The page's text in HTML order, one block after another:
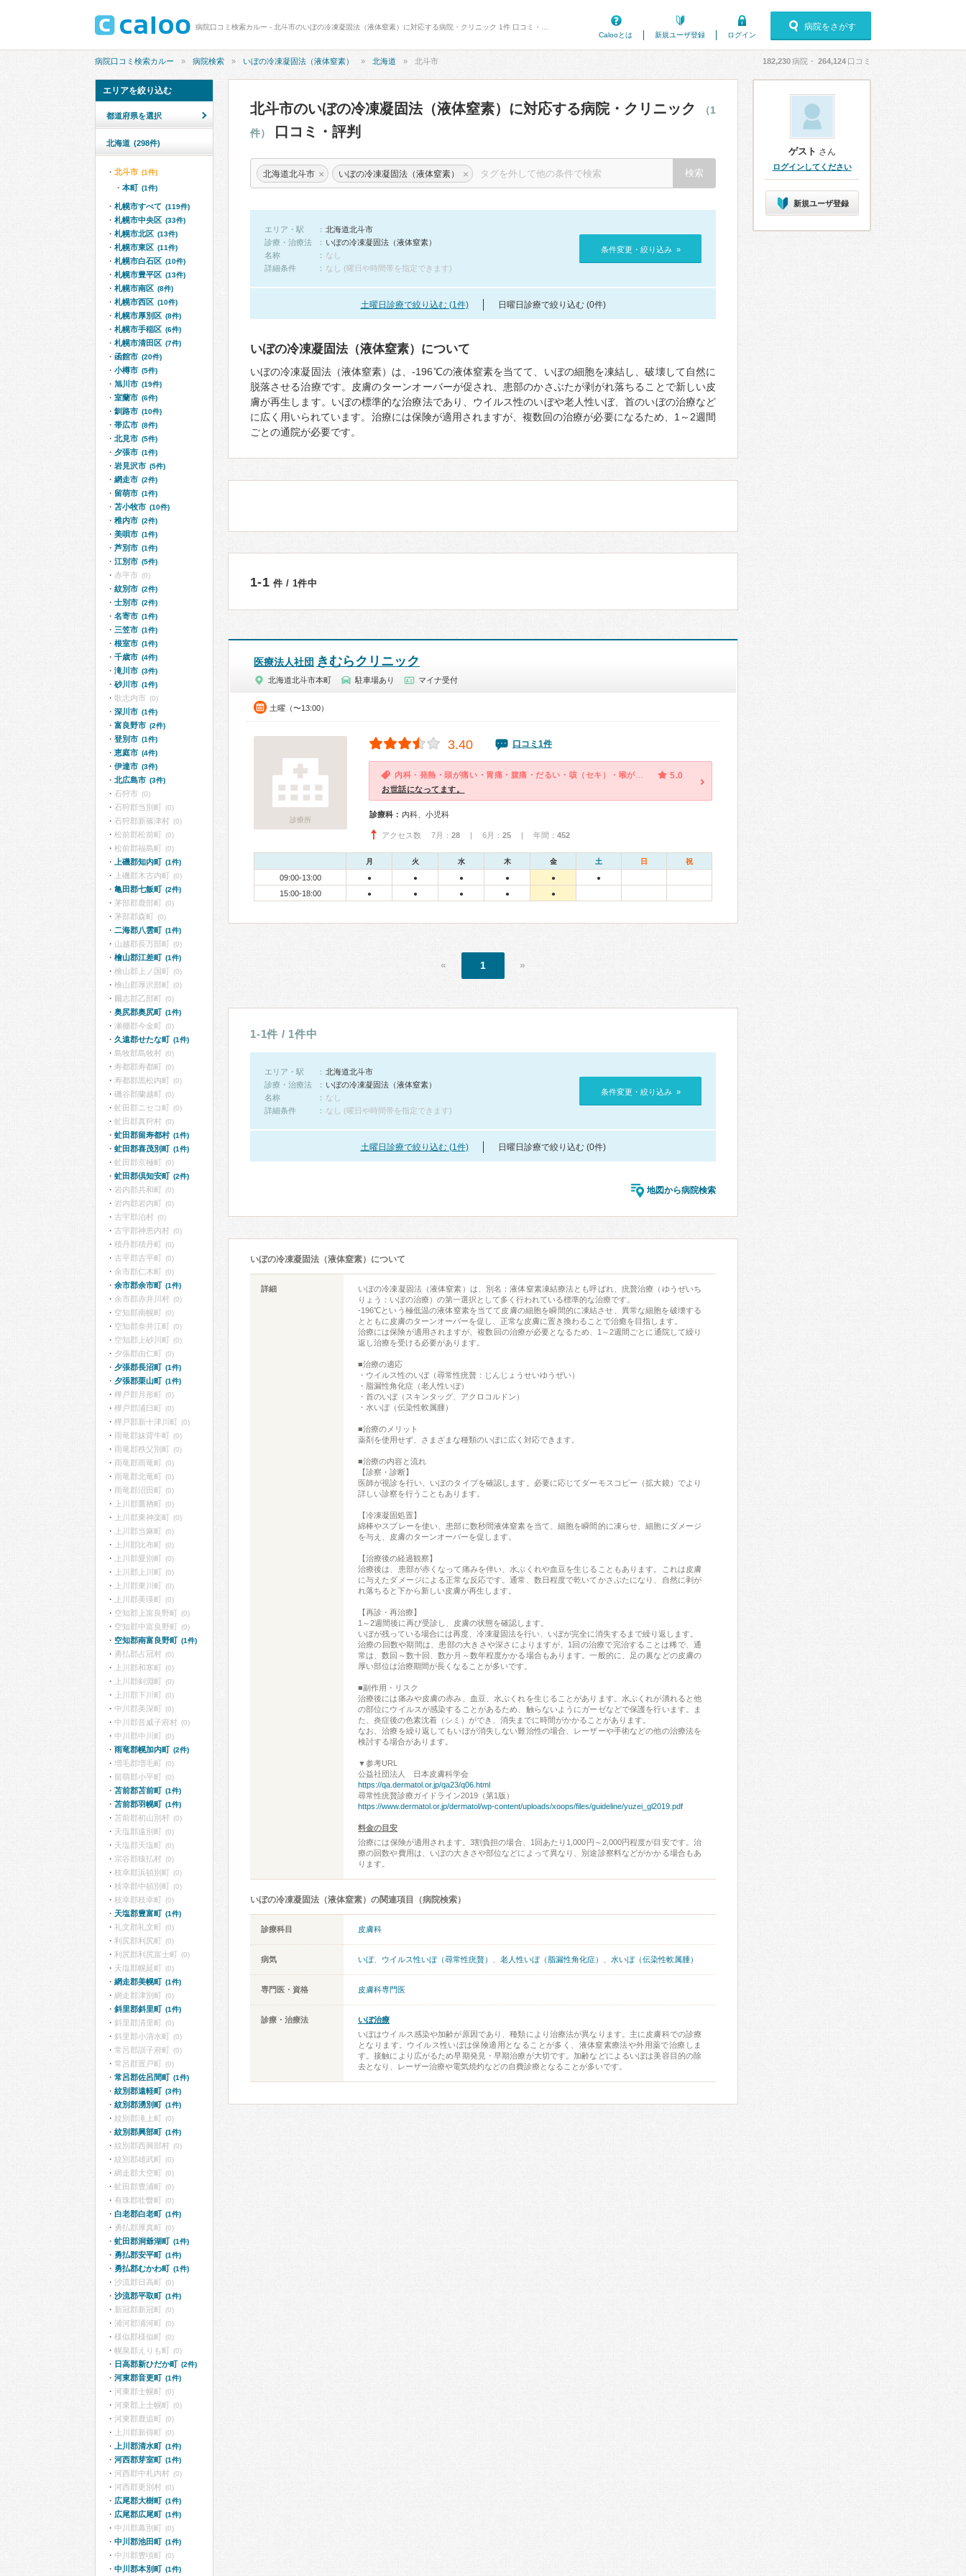
Calooとは
新規ユーザ登録 ログイン
病院をさがす
病院口コミ検索カルー 病院検索 いぼの冷凍凝固法（液体窒素） 北海道 北斗市 182,230病院・ 264,124 口コミ
北斗市のいぼの冷凍凝固法（液体窒素）に対応する病院・クリニック
（1
件）
口コミ・評判
北海道北斗市 × いぼの冷凍凝固法（液体窒素） ×
エリア・駅
北海道北斗市
診療・治療法
いぼの冷凍凝固法（液体窒素）
名称
なし
詳細条件
なし (曜日や時間帯を指定できます)
条件変更・絞り込み »
土曜日診療で絞り込む (1件) 日曜日診療で絞り込む (0件)
いぼの冷凍凝固法（液体窒素）について
いぼの冷凍凝固法（液体窒素）は、-196℃の液体窒素を当てて、いぼの細胞を凍結し、破壊して自然に
脱落させる治療です。皮膚のターンオーバーが促され、患部のかさぶたが剥がれ落ちることで新しい皮
膚が再生します。いぼの標準的な治療法であり、ウイルス性のいぼや老人性いぼ、首のいぼの治療など
に広く用いられています。治療には保険が適用されますが、複数回の治療が必要になるため、1～2週間
ごとの通院が必要です。
1-1 件 / 1件中
医療法人社団 きむらクリニック
北海道北斗市本町 駐車場あり マイナ受付
土曜（〜13:00）
診療所
3.40 口コミ1件
内科・発熱・頭が痛い・胃痛・腹痛・だるい・咳（セキ）・喉が痛い・吐き気・嘔吐・食欲不振・体調不良・急性の下痢 5.0
お世話になってます。
診療科： 内科、小児科
アクセス数 7月： 28 | 6月： 25 | 年間： 452
月 火 水 木 金 土 日 祝
09:00-13:00 ● ● ● ● ● ●
15:00-18:00 ● ● ● ● ●
« 1 »
1-1件 / 1件中
エリア・駅
北海道北斗市
診療・治療法
いぼの冷凍凝固法（液体窒素）
名称
なし
詳細条件
なし (曜日や時間帯を指定できます)
条件変更・絞り込み »
土曜日診療で絞り込む (1件) 日曜日診療で絞り込む (0件)
地図から病院検索
いぼの冷凍凝固法（液体窒素）について
詳細
いぼの冷凍凝固法（液体窒素）は、別名：液体窒素凍結療法とも呼ばれ、疣贅治療（ゆうぜいち
りょう：いぼの治療）の第一選択として多く行われている標準的な治療です。
-196℃という極低温の液体窒素を当てて皮膚の細胞を瞬間的に凍結させ、異常な細胞を破壊する
とともに皮膚のターンオーバーを促し、正常な皮膚に置き換わることで治癒を目指します。
治療には保険が適用されますが、複数回の治療が必要となるため、1～2週間ごとに通院して繰り
返し治療を受ける必要があります。
■治療の適応
・ウイルス性のいぼ（尋常性疣贅：じんじょうせいゆうぜい）
・脂漏性角化症（老人性いぼ）
・首のいぼ（スキンタッグ、アクロコルドン）
・水いぼ（伝染性軟属腫）
■治療のメリット
薬剤を使用せず、さまざまな種類のいぼに広く対応できます。
■治療の内容と流れ
【診察・診断】
医師が視診を行い、いぼのタイプを確認します。必要に応じてダーモスコピー（拡大鏡）でより
詳しい診察を行うこともあります。
【冷凍凝固処置】
綿棒やスプレーを使い、患部に数秒間液体窒素を当て、細胞を瞬間的に凍らせ、細胞にダメージ
を与え、皮膚のターンオーバーを促します。
【治療後の経過観察】
治療後は、患部が赤くなって痛みを伴い、水ぶくれや血豆を生じることもあります。これは皮膚
に与えたダメージによる正常な反応です。通常、数日程度で乾いてかさぶたになり、自然に剥が
れ落ちると下から新しい皮膚が再生します。
【再診・再治療】
1～2週間後に再び受診し、皮膚の状態を確認します。
いぼが残っている場合には再度、冷凍凝固法を行い、いぼが完全に消失するまで繰り返します。
治療の回数や期間は、患部の大きさや深さによりますが、1回の治療で完治することは稀で、通
常は、数回～数十回、数か月～数年程度かかる場合もあります。一般的に、足の裏などの皮膚の
厚い部位は治療期間が長くなることが多いです。
■副作用・リスク
治療後には痛みや皮膚の赤み、血豆、水ぶくれを生じることがあります。水ぶくれが潰れると他
の部位にウイルスが感染することがあるため、触らないようにガーゼなどで保護を行います。ま
た、炎症後の色素沈着（シミ）ができ、消失までに時間がかかることがあります。
なお、治療を繰り返してもいぼが消失しない難治性の場合、レーザーや手術などの他の治療法を
検討する場合があります。
▼参考URL
公益社団法人 日本皮膚科学会
https://qa.dermatol.or.jp/qa23/q06.html
尋常性疣贅診療ガイドライン2019（第1版）
https://www.dermatol.or.jp/dermatol/wp-content/uploads/xoops/files/guideline/yuzei_gl2019.pdf
料金の目安
治療には保険が適用されます。3割負担の場合、1回あたり1,000円～2,000円程度が目安です。治
療の回数や費用は、いぼの大きさや部位などによって異なり、別途診察料などがかかる場合もあ
ります。
いぼの冷凍凝固法（液体窒素）の関連項目（病院検索）
診療科目 皮膚科
病気 いぼ、 ウイルス性いぼ（尋常性疣贅） 老人性いぼ（脂漏性角化症） 水いぼ（伝染性軟属腫）
専門医・資格 皮膚科専門医
診療・治療法
いぼ治療
いぼはウイルス感染や加齢が原因であり、種類により治療法が異なります。主に皮膚科での診療
となります。ウイルス性いぼは保険適用となることが多く、液体窒素療法や外用薬で治療しま
す。接触により広がるため早期発見・早期治療が大切です。加齢などによるいぼは美容目的の除
去となり、レーザー治療や電気焼灼などの自費診療となることが多いです。
エリアを絞り込む
都道府県を選択
北海道 (298件)
北斗市 (1件)
本町 (1件)
札幌市すべて (119件)
札幌市中央区 (33件)
札幌市北区 (13件)
札幌市東区 (11件)
札幌市白石区 (10件)
札幌市豊平区 (13件)
札幌市南区 (8件)
札幌市西区 (10件)
札幌市厚別区 (8件)
札幌市手稲区 (6件)
札幌市清田区 (7件)
函館市 (20件)
小樽市 (5件)
旭川市 (19件)
室蘭市 (6件)
釧路市 (10件)
帯広市 (8件)
北見市 (5件)
夕張市 (1件)
岩見沢市 (5件)
網走市 (2件)
留萌市 (1件)
苫小牧市 (10件)
稚内市 (2件)
美唄市 (1件)
芦別市 (1件)
江別市 (5件)
赤平市 (0)
紋別市 (2件)
士別市 (2件)
名寄市 (1件)
三笠市 (1件)
根室市 (1件)
千歳市 (4件)
滝川市 (3件)
砂川市 (1件)
歌志内市 (0)
深川市 (1件)
富良野市 (2件)
登別市 (1件)
恵庭市 (4件)
伊達市 (3件)
北広島市 (3件)
石狩市 (0)
石狩郡当別町 (0)
石狩郡新篠津村 (0)
松前郡松前町 (0)
松前郡福島町 (0)
上磯郡知内町 (1件)
上磯郡木古内町 (0)
亀田郡七飯町 (2件)
茅部郡鹿部町 (0)
茅部郡森町 (0)
二海郡八雲町 (1件)
山越郡長万部町 (0)
檜山郡江差町 (1件)
檜山郡上ノ国町 (0)
檜山郡厚沢部町 (0)
爾志郡乙部町 (0)
奥尻郡奥尻町 (1件)
瀬棚郡今金町 (0)
久遠郡せたな町 (1件)
島牧郡島牧村 (0)
寿都郡寿都町 (0)
寿都郡黒松内町 (0)
磯谷郡蘭越町 (0)
虻田郡ニセコ町 (0)
虻田郡真狩村 (0)
虻田郡留寿都村 (1件)
虻田郡喜茂別町 (1件)
虻田郡京極町 (0)
虻田郡倶知安町 (2件)
岩内郡共和町 (0)
岩内郡岩内町 (0)
古宇郡泊村 (0)
古宇郡神恵内村 (0)
積丹郡積丹町 (0)
古平郡古平町 (0)
余市郡仁木町 (0)
余市郡余市町 (1件)
余市郡赤井川村 (0)
空知郡南幌町 (0)
空知郡奈井江町 (0)
空知郡上砂川町 (0)
夕張郡由仁町 (0)
夕張郡長沼町 (1件)
夕張郡栗山町 (1件)
樺戸郡月形町 (0)
樺戸郡浦臼町 (0)
樺戸郡新十津川町 (0)
雨竜郡妹背牛町 (0)
雨竜郡秩父別町 (0)
雨竜郡雨竜町 (0)
雨竜郡北竜町 (0)
雨竜郡沼田町 (0)
上川郡鷹栖町 (0)
上川郡東神楽町 (0)
上川郡当麻町 (0)
上川郡比布町 (0)
上川郡愛別町 (0)
上川郡上川町 (0)
上川郡東川町 (0)
上川郡美瑛町 (0)
空知郡上富良野町 (0)
空知郡中富良野町 (0)
空知郡南富良野町 (1件)
勇払郡占冠村 (0)
上川郡和寒町 (0)
上川郡剣淵町 (0)
上川郡下川町 (0)
中川郡美深町 (0)
中川郡音威子府村 (0)
中川郡中川町 (0)
雨竜郡幌加内町 (2件)
増毛郡増毛町 (0)
留萌郡小平町 (0)
苫前郡苫前町 (1件)
苫前郡羽幌町 (1件)
苫前郡初山別村 (0)
天塩郡遠別町 (0)
天塩郡天塩町 (0)
宗谷郡猿払村 (0)
枝幸郡浜頓別町 (0)
枝幸郡中頓別町 (0)
枝幸郡枝幸町 (0)
天塩郡豊富町 (1件)
礼文郡礼文町 (0)
利尻郡利尻町 (0)
利尻郡利尻富士町 (0)
天塩郡幌延町 (0)
網走郡美幌町 (1件)
網走郡津別町 (0)
斜里郡斜里町 (1件)
斜里郡清里町 (0)
斜里郡小清水町 (0)
常呂郡訓子府町 (0)
常呂郡置戸町 (0)
常呂郡佐呂間町 (1件)
紋別郡遠軽町 (3件)
紋別郡湧別町 (1件)
紋別郡滝上町 (0)
紋別郡興部町 (1件)
紋別郡西興部村 (0)
紋別郡雄武町 (0)
網走郡大空町 (0)
虻田郡豊浦町 (0)
有珠郡壮瞥町 (0)
白老郡白老町 (1件)
勇払郡厚真町 (0)
虻田郡洞爺湖町 (1件)
勇払郡安平町 (1件)
勇払郡むかわ町 (1件)
沙流郡日高町 (0)
沙流郡平取町 (1件)
新冠郡新冠町 (0)
浦河郡浦河町 (0)
様似郡様似町 (0)
幌泉郡えりも町 (0)
日高郡新ひだか町 (2件)
河東郡音更町 (1件)
河東郡士幌町 (0)
河東郡上士幌町 (0)
河東郡鹿追町 (0)
上川郡新得町 (0)
上川郡清水町 (1件)
河西郡芽室町 (1件)
河西郡中札内村 (0)
河西郡更別村 (0)
広尾郡大樹町 (1件)
広尾郡広尾町 (1件)
中川郡幕別町 (0)
中川郡池田町 (1件)
中川郡豊頃町 (0)
中川郡本別町 (1件)
ゲスト さん
ログインしてください
新規ユーザ登録